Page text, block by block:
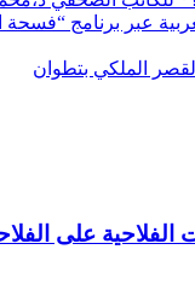
الملكي بتطوان
الفلاحية على